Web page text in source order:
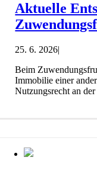
Aktuelle
25. 6. 2026|
Beim
Immobilie einer
Nutzungsrecht an